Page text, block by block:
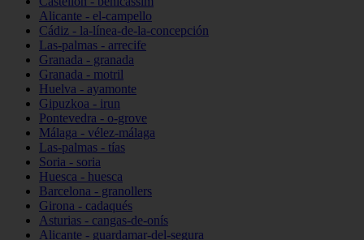
Alicante - el-campello
Cádiz - la-línea-de-la-concepción
Las-palmas - arrecife
Granada - granada
Granada - motril
Huelva - ayamonte
Gipuzkoa - irun
Pontevedra - o-grove
Málaga - vélez-málaga
Las-palmas - tías
Soria - soria
Huesca - huesca
Barcelona - granollers
Girona - cadaqués
Asturias - cangas-de-onís
Alicante - guardamar-del-segura